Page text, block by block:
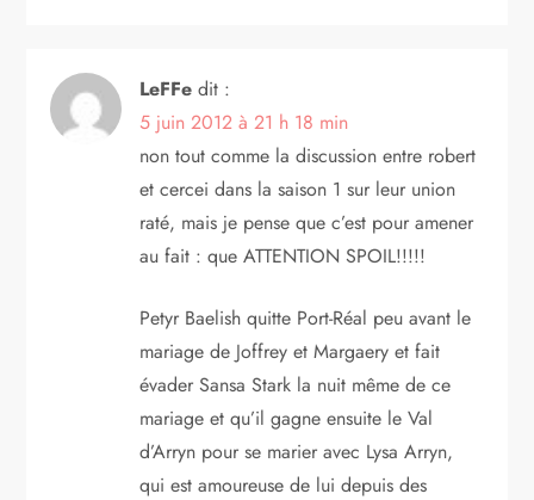
LeFFe dit :
5 juin 2012 à 21 h 18 min
non tout comme la discussion entre robert
et cercei dans la saison 1 sur leur union
raté, mais je pense que c’est pour amener
au fait : que ATTENTION SPOIL!!!!!
Petyr Baelish quitte Port-Réal peu avant le
mariage de Joffrey et Margaery et fait
évader Sansa Stark la nuit même de ce
mariage et qu’il gagne ensuite le Val
d’Arryn pour se marier avec Lysa Arryn,
qui est amoureuse de lui depuis des